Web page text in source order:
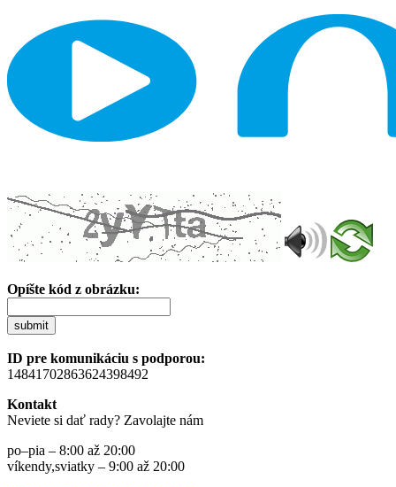
Opíšte kód z obrázku:
submit
ID pre komunikáciu s podporou:
14841702863624398492
Kontakt
Neviete si dať rady? Zavolajte nám
po–pia – 8:00 až 20:00
víkendy,sviatky – 9:00 až 20:00